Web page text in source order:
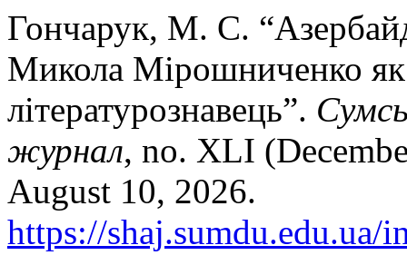
Гончарук, М. С.
Микола Мірошниченко як
літературознавець”.
журнал, no. XLI
August 10, 2026.
https://